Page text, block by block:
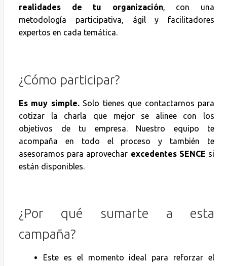
realidades de tu organización, con una
metodología participativa, ágil y facilitadores
expertos en cada temática.
¿Cómo participar?
Es muy simple.Solo tienes que contactarnos para
cotizar la charla que mejor se alinee con los
objetivos de tu empresa. Nuestro equipo te
acompaña en todo el proceso y también te
asesoramos para aprovechar excedentes SENCE si
están disponibles.
¿Por qué sumarte a esta
campaña?
Este es el momento ideal para reforzar el